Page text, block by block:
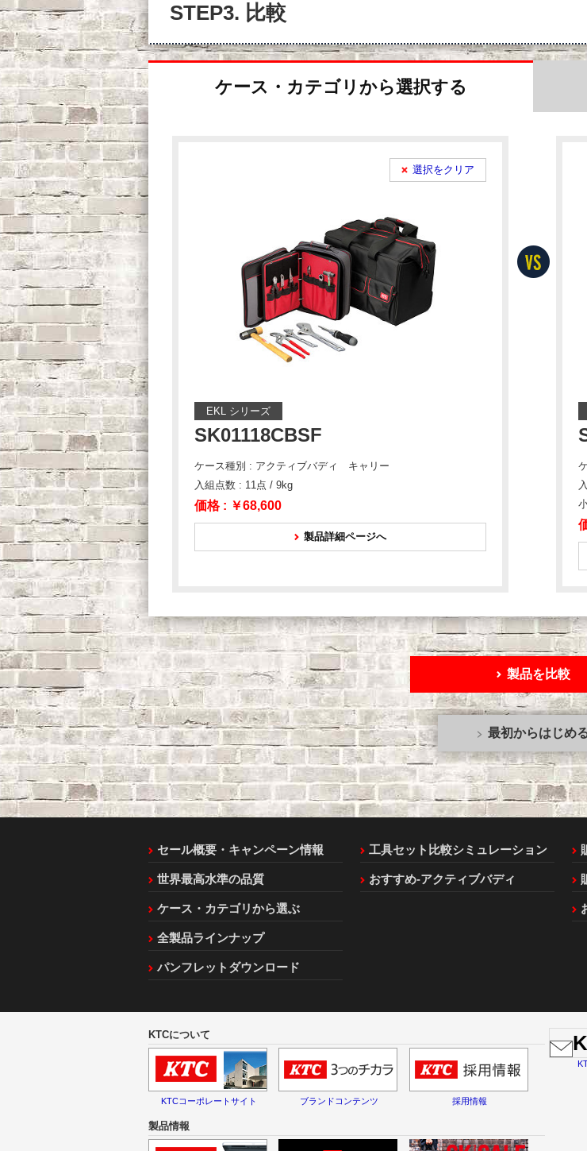
STEP3. 比較
ケース・カテゴリから選択する
選択をクリア
EKL シリーズ
SK01118CBSF
ケース種別 : アクティブバディ キャリー
入組点数 : 11点 / 9kg
価格 : ￥68,600
製品詳細ページへ
製品を比較
最初からはじめ
セール概要・キャンペーン情報
世界最高水準の品質
ケース・カテゴリから選ぶ
全製品ラインナップ
パンフレットダウンロード
工具セット比較シミュレーション
おすすめ-アクティブバディ
KTCについて
KTCコーポレートサイト ブランドコンテンツ 採用情報
製品情報